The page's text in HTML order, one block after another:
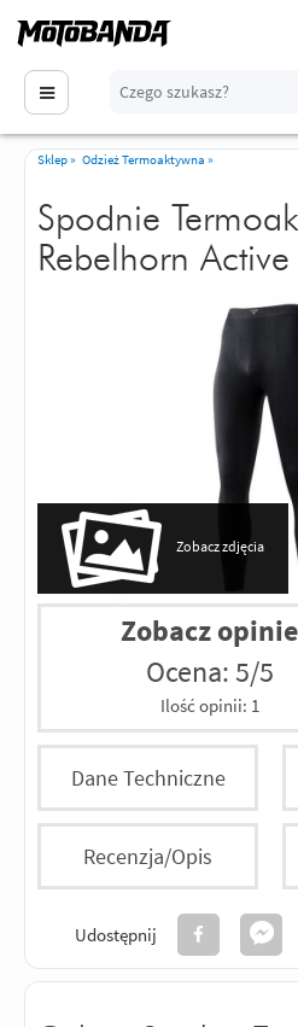
Sklep» Odzież Termoaktywna »
Spodnie
Rebelhorn Active
Zobacz zdjęcia
Zobacz opinie
Ocena: 5/5
Ilość opinii: 1
Dane Techniczne
Recenzja/Opis
Udostępnij